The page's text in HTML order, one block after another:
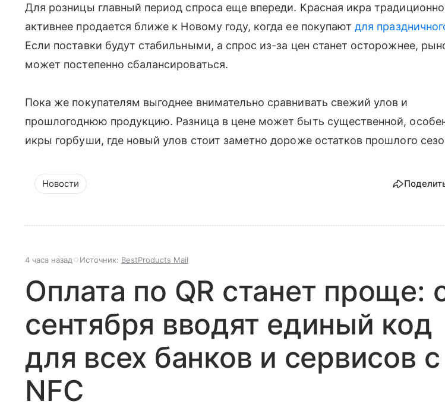
Для розницы главный период спроса еще впереди. Красная икра традиционно
активнее продается ближе к Новому году, когда ее покупаютдля
Если поставки будут стабильными, а спрос из-за цен станет осторожнее,
может постепенно сбалансироваться.
Пока же покупателям выгоднее внимательно сравнивать свежий улов и
прошлогоднюю продукцию. Разница в цене может быть существенной,
икры горбуши, где новый улов стоит заметно дороже остатков прошлого
Новости
4 часа назад Источник: BestProducts Mail
Оплата по QR станет проще:
сентября вводят единый код
для всех банков и сервисов с
NFC